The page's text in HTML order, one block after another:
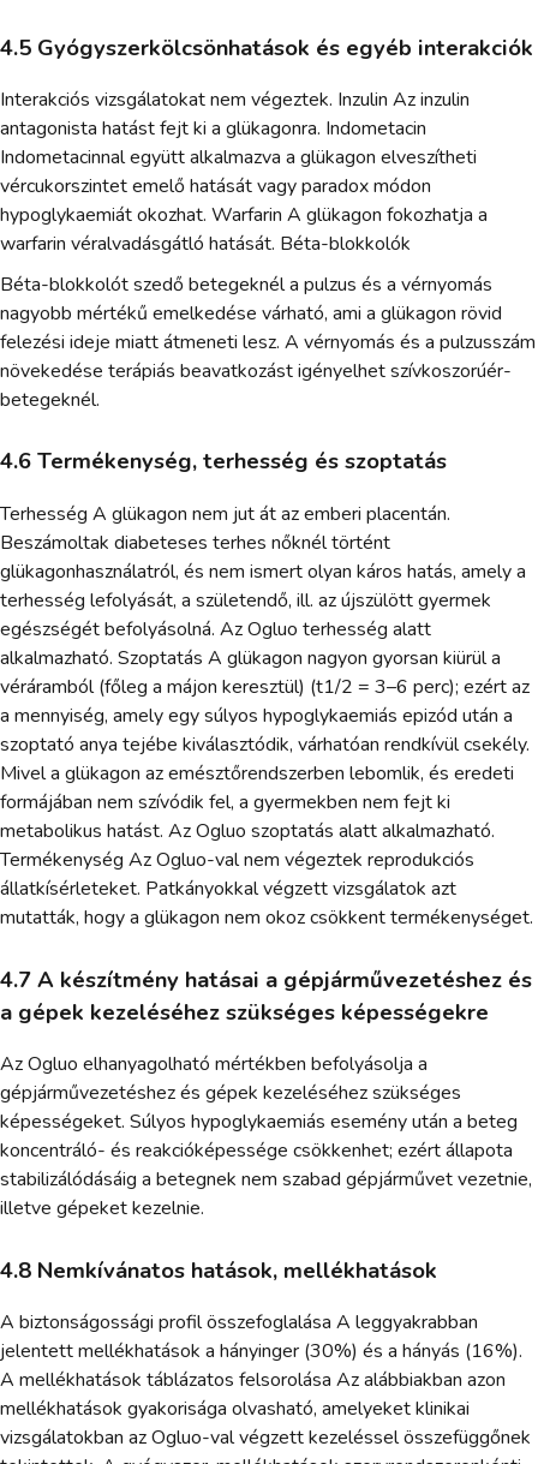
4.5 Gyógyszerkölcsönhatások és egyéb interakciók
Interakciós vizsgálatokat nem végeztek. Inzulin Az inzulin
antagonista hatást fejt ki a glükagonra. Indometacin
Indometacinnal együtt alkalmazva a glükagon elveszítheti
vércukorszintet emelő hatását vagy paradox módon
hypoglykaemiát okozhat. Warfarin A glükagon fokozhatja a
warfarin véralvadásgátló hatását. Béta-blokkolók
Béta-blokkolót szedő betegeknél a pulzus és a vérnyomás
nagyobb mértékű emelkedése várható, ami a glükagon rövid
felezési ideje miatt átmeneti lesz. A vérnyomás és a pulzusszám
növekedése terápiás beavatkozást igényelhet szívkoszorúér-
betegeknél.
4.6 Termékenység, terhesség és szoptatás
Terhesség A glükagon nem jut át az emberi placentán.
Beszámoltak diabeteses terhes nőknél történt
glükagonhasználatról, és nem ismert olyan káros hatás, amely a
terhesség lefolyását, a születendő, ill. az újszülött gyermek
egészségét befolyásolná. Az Ogluo terhesség alatt
alkalmazható. Szoptatás A glükagon nagyon gyorsan kiürül a
véráramból (főleg a májon keresztül) (t1/2 = 3–6 perc); ezért az
a mennyiség, amely egy súlyos hypoglykaemiás epizód után a
szoptató anya tejébe kiválasztódik, várhatóan rendkívül csekély.
Mivel a glükagon az emésztőrendszerben lebomlik, és eredeti
formájában nem szívódik fel, a gyermekben nem fejt ki
metabolikus hatást. Az Ogluo szoptatás alatt alkalmazható.
Termékenység Az Ogluo-val nem végeztek reprodukciós
állatkísérleteket. Patkányokkal végzett vizsgálatok azt
mutatták, hogy a glükagon nem okoz csökkent termékenységet.
4.7 A készítmény hatásai a gépjárművezetéshez és
a gépek kezeléséhez szükséges képességekre
Az Ogluo elhanyagolható mértékben befolyásolja a
gépjárművezetéshez és gépek kezeléséhez szükséges
képességeket. Súlyos hypoglykaemiás esemény után a beteg
koncentráló- és reakcióképessége csökkenhet; ezért állapota
stabilizálódásáig a betegnek nem szabad gépjárművet vezetnie,
illetve gépeket kezelnie.
4.8 Nemkívánatos hatások, mellékhatások
A biztonságossági profil összefoglalása A leggyakrabban
jelentett mellékhatások a hányinger (30%) és a hányás (16%).
A mellékhatások táblázatos felsorolása Az alábbiakban azon
mellékhatások gyakorisága olvasható, amelyeket klinikai
vizsgálatokban az Ogluo-val végzett kezeléssel összefüggőnek